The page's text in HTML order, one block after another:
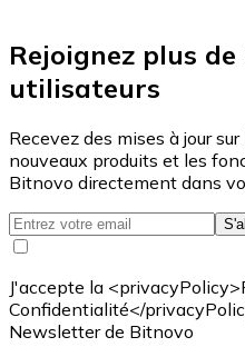
Rejoignez plus de
utilisateurs
Recevez des mises à jour
nouveaux produits et les
Bitnovo directement dans
J'accepte la
Confidentialité</
Newsletter de Bitnovo